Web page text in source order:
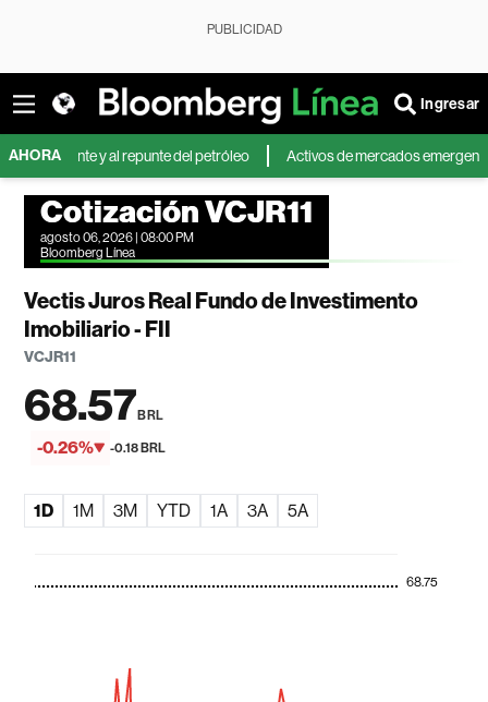
PUBLICIDAD
Ingresar
AHORAy al repunte del petróleo Activos de mercados emergentes caen
Cotización VCJR11
agosto 06, 2026 | 08:00 PM
Bloomberg Línea
Vectis Juros Real Fundo de Investimento
Imobiliario - FII
VCJR11
68.57BRL
-0.26% -0.18 BRL
1D 1M 3M YTD 1A 3A 5A
68.75